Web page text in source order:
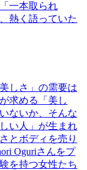
一本取られ
熱く語っていた
しさ」の需要は
求める「美し
ないか、そんな
い人」が生まれ
とボディを売り
Oguriさんをプ
を持つ女性たち